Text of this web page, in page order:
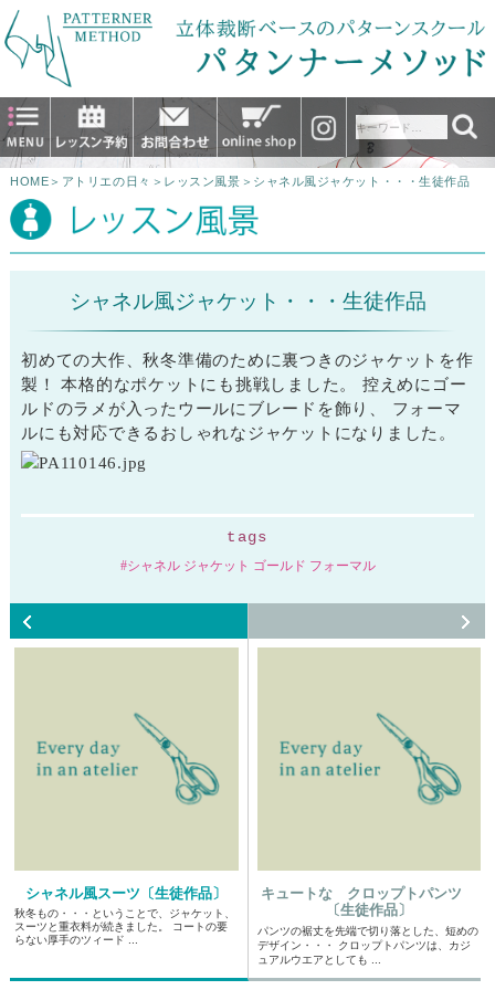
HOME ＞ アトリエの日々 ＞ レッスン風景 ＞ シャネル風ジャケット・・・生徒作品
シャネル風ジャケット・・・生徒作品
初めての大作、秋冬準備のために裏つきのジャケットを作
製！ 本格的なポケットにも挑戦しました。 控えめにゴー
ルドのラメが入ったウールにブレードを飾り、 フォーマ
ルにも対応できるおしゃれなジャケットになりました。
tags
シャネル ジャケット ゴールド フォーマル
シャネル風スーツ〔生徒作品〕
秋冬もの・・・ということで、ジャケット、
スーツと重衣料が続きました。 コートの要
らない厚手のツィード ...
キュートな クロップトパンツ
〔生徒作品〕
パンツの裾丈を先端で切り落とした、短めの
デザイン・・・ クロップトパンツは、カジ
ュアルウエアとしても ...